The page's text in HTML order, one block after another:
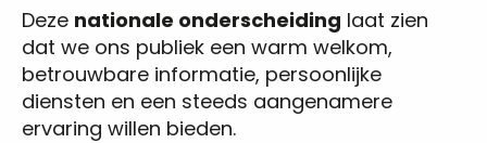
Deze nationale onderscheiding laat zien
dat we ons publiek een warm welkom,
betrouwbare informatie, persoonlijke
diensten en een steeds aangenamere
ervaring willen bieden.